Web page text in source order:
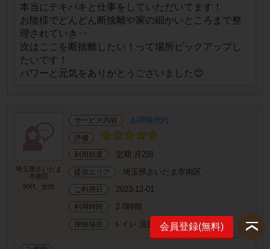
本当にテキパキと仕事をしていただいてます！
お陰様でどんどん断捨離や家の細かいところまで整
理されていき‥
次はここを断捨離したい！って場所ピックアップし
たいです！
パワーと元気をありがとうございました😊
埼玉県さいたま
市南区
30代
女性
サービス内容 お掃除代行
評価
利用頻度 定期 月2回
提供エリア 埼玉県さいたま市南区
ご利用日 2023-12-01
利用時間 2.0時間
掃除場所 トイレ 洗面所 リビング 部屋 玄関
会員登録(無料)